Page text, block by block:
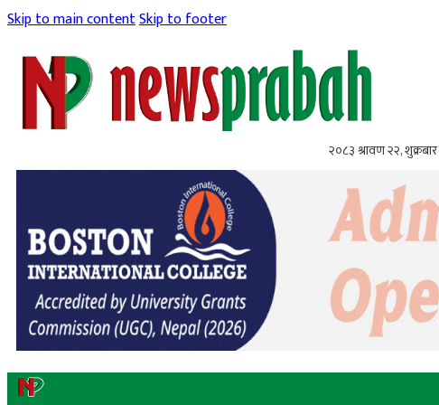
Skip to main contentSkip to footer
२०८३ श्रावण २२, शुक्रबार